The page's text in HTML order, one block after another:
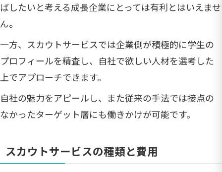
ばしたいと考える成長企業にとっては有利とはいえませ
ん。
一方、スカウトサービスでは企業側が積極的に学生の
プロフィールを精査し、自社で欲しい人材を選考した
上でアプローチできます。
自社の魅力をアピールし、また従来の手法では接点の
なかったターゲット層にも働きかけが可能です。
スカウトサービスの種類と費用